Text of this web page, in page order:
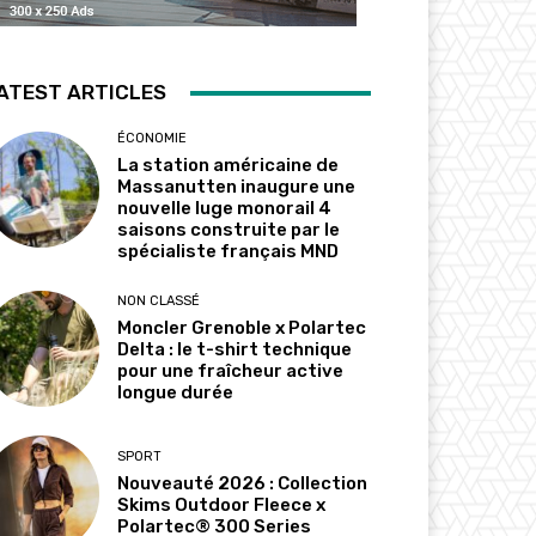
ARTICLES
ÉCONOMIE
La station américaine de
Massanutten inaugure une
nouvelle luge monorail 4
saisons construite par le
spécialiste français MND
NON CLASSÉ
Moncler Grenoble x Polartec
Delta : le t-shirt technique
pour une fraîcheur active
longue durée
SPORT
Nouveauté 2026 : Collection
Skims Outdoor Fleece x
Polartec® 300 Series